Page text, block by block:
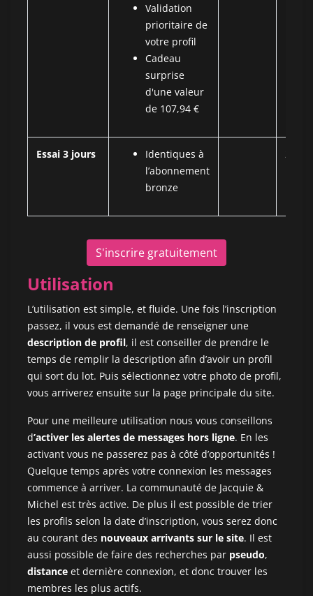
Validation
prioritaire de
votre profil
Cadeau
surprise
d'une valeur
de 107,94 €
Essai 3 jours
Identiques à
l’abonnement
bronze
S'inscrire gratuitement
Utilisation
L’utilisation est simple, et fluide. Une fois l’inscription
passez, il vous est demandé de renseigner une
description de profil, il est conseiller de prendre le
temps de remplir la description afin d’avoir un profil
qui sort du lot. Puis sélectionnez votre photo de profil,
vous arriverez ensuite sur la page principale du site.
Pour une meilleure utilisation nous vous conseillons
d’activer les alertes de messages hors ligne. En les
activant vous ne passerez pas à côté d’opportunités !
Quelque temps après votre connexion les messages
commence à arriver. La communauté de Jacquie &
Michel est très active. De plus il est possible de trier
les profils selon la date d’inscription, vous serez donc
au courant des nouveaux arrivants sur le site. Il est
aussi possible de faire des recherches par pseudo,
distance et dernière connexion, et donc trouver les
membres les plus actifs.